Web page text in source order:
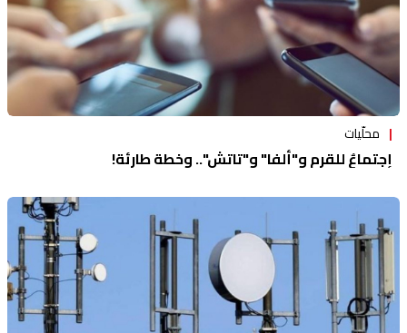
محلّيات
إجتماعٌ للقرم و"ألفا" و"تاتش".. وخطة طارئة!